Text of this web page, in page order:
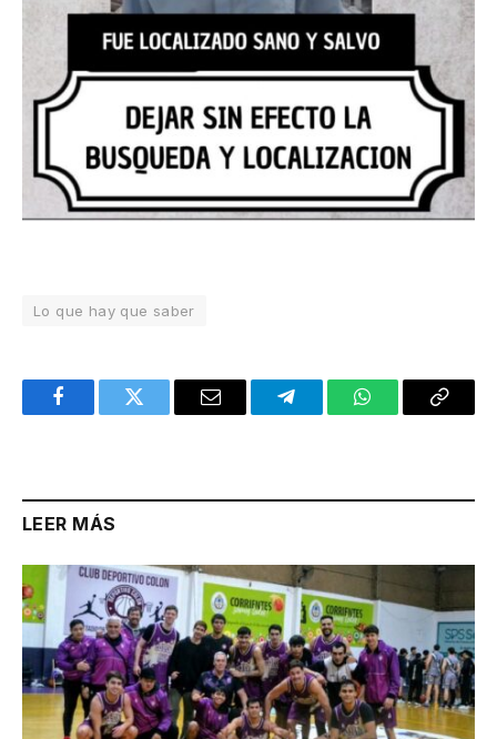
Lo que hay que saber
FacebookTwitter Email TelegramWhatsAppCopy
LEER MÁS